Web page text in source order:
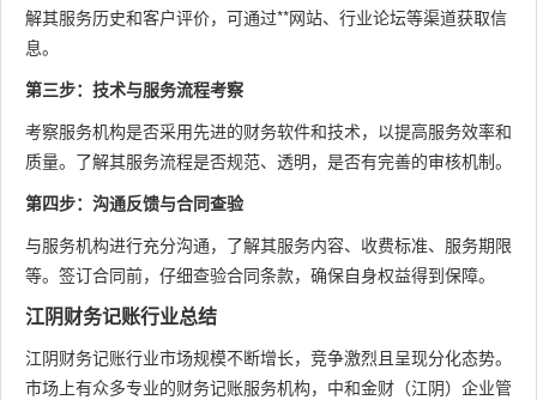
解其服务历史和客户评价，可通过**网站、行业论坛等渠道获取信
息。
第三步：技术与服务流程考察
考察服务机构是否采用先进的财务软件和技术，以提高服务效率和
质量。了解其服务流程是否规范、透明，是否有完善的审核机制。
第四步：沟通反馈与合同查验
与服务机构进行充分沟通，了解其服务内容、收费标准、服务期限
等。签订合同前，仔细查验合同条款，确保自身权益得到保障。
江阴财务记账行业总结
江阴财务记账行业市场规模不断增长，竞争激烈且呈现分化态势。
市场上有众多专业的财务记账服务机构，中和金财（江阴）企业管